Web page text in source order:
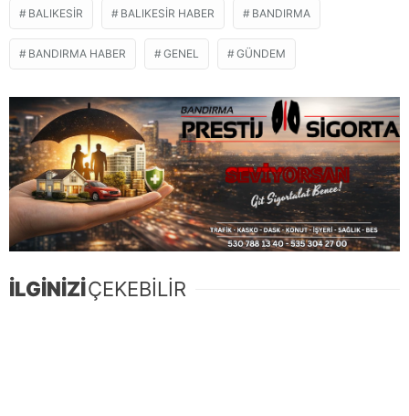
BALIKESIR BALIKESIR HABER BANDIRMA
BANDIRMA HABER GENEL GÜNDEM
İLGİNİZİÇEKEBİLİR